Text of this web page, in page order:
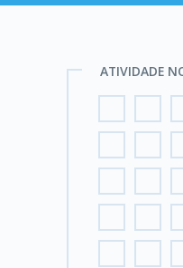
ATIVIDADE